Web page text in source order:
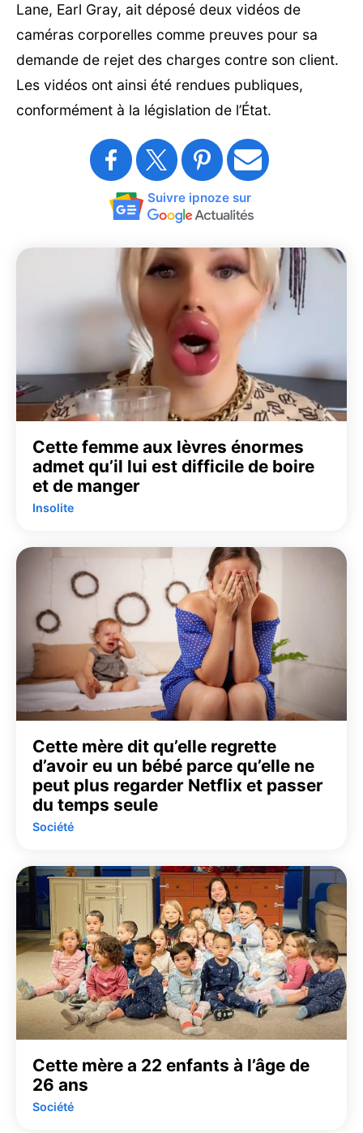
Lane, Earl Gray, ait déposé deux vidéos de
caméras corporelles comme preuves pour sa
demande de rejet des charges contre son client.
Les vidéos ont ainsi été rendues publiques,
conformément à la législation de l’État.
Suivre ipnoze sur
Cette femme aux lèvres énormes
admet qu’il lui est difficile de boire
et de manger
Insolite
Cette mère dit qu’elle regrette
d’avoir eu un bébé parce qu’elle ne
peut plus regarder Netflix et passer
du temps seule
Société
Cette mère a 22 enfants à l’âge de
26 ans
Société